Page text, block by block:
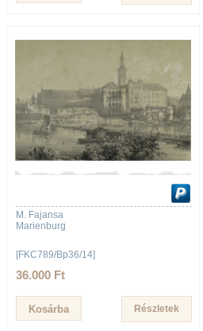
M. Fajansa
Marienburg
[FKC789/Bp36/14]
36.000 Ft
Részletek